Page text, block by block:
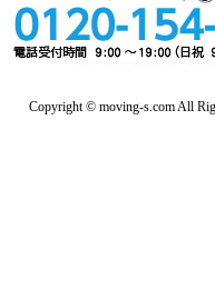
Copyright © moving-s.com All